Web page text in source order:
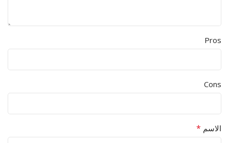
Pros
Cons
الاسم *